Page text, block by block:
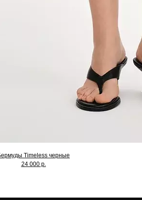
Timeless черные
24 000 р.